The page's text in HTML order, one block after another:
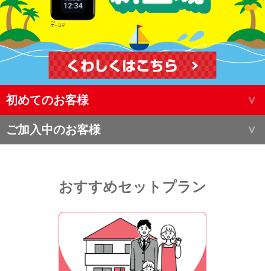
初めてのお客様
ご加入中のお客様
おすすめセットプラン